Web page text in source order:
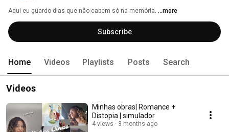
Aqui eu guardo dias que não cabem só na memória. ...more
Subscribe
Home Videos Playlists Posts Search
Videos
Minhas obras| Romance +
Distopia | simulador
4 views 3 months ago